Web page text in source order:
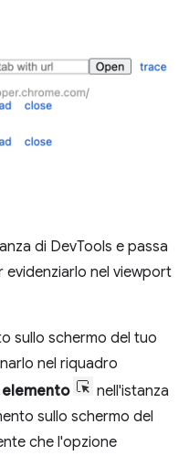
di DevTools e passa
evidenziarlo nel viewport
sullo schermo del tuo
nel riquadro
elemento
nell'istanza
sullo schermo del
che l'opzione